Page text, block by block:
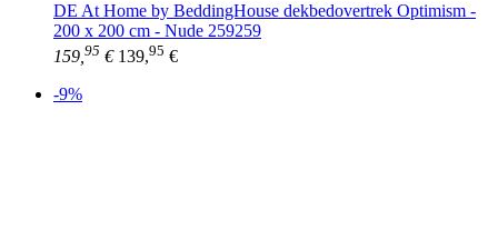
DE At Home by BeddingHouse dekbedovertrek Optimism -
200 x 200 cm - Nude 259259
159, 95 € 139,95 €
-9%